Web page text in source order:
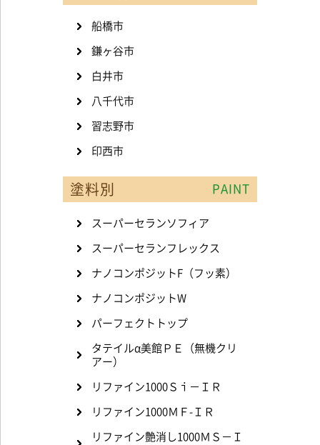
船橋市
鎌ヶ谷市
白井市
八千代市
習志野市
印西市
塗料別 PAINT
スーパーセランソフィア
スーパーセランフレックス
ナノコンポジットF（フッ素）
ナノコンポジットW
パーフェクトトップ
タテイルα美館ＰＥ（無機クリ
アー）
リファイン1000Ｓｉ－ＩＲ
リファイン1000ＭＦ-ＩＲ
リファイン艶消し1000ＭＳ－Ｉ